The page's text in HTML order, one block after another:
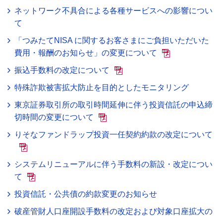
ネットワーク不具合による各種サービスへの影響につい
て
「つみたてNISA に関するお客さまにご負担いただいた
費用・報酬のお知らせ」の変更について
振込手数料の改定について
特殊詐欺被害拡大防止を目的としたモニタリング
東京証券取引所の取引時間延伸に伴う投資信託の申込締
切時間の変更について
りそなファンドラップ投資一任契約約款の改定について
システムリニューアルに伴う手数料の新設・改定につい
て
投資信託・公共債の約款変更のお知らせ
破産管財人口座開設手数料の改定および対象口座拡大の